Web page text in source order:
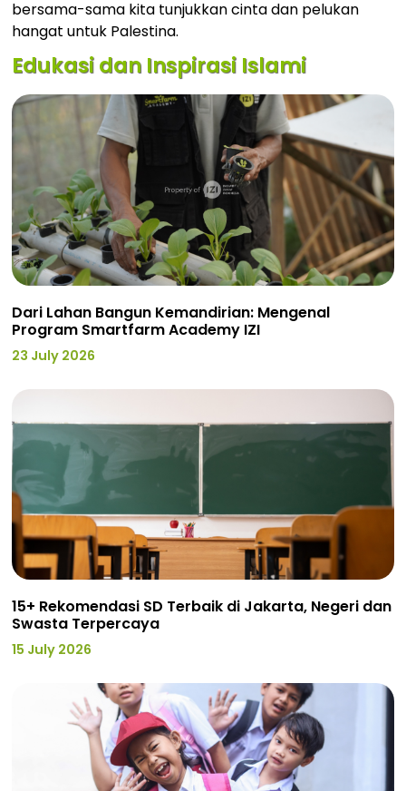
bersama-sama kita tunjukkan cinta dan pelukan
hangat untuk Palestina.
Edukasi dan Inspirasi Islami
Dari Lahan Bangun Kemandirian: Mengenal
Program Smartfarm Academy IZI
23 July 2026
15+ Rekomendasi SD Terbaik di Jakarta, Negeri dan
Swasta Terpercaya
15 July 2026